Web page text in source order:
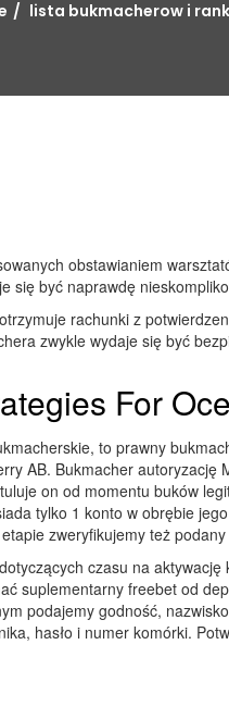
lista bukmacherow i
obstawianiem
się być naprawdę
otrzymuje rachunki z
zwykle wydaje się być
For
to prawny
AB. Bukmacher
on od momentu buków
tylko 1 konto w obrębie
zweryfikujemy też
czasu na
suplementarny freebet od
podajemy godność,
hasło i numer komórki.